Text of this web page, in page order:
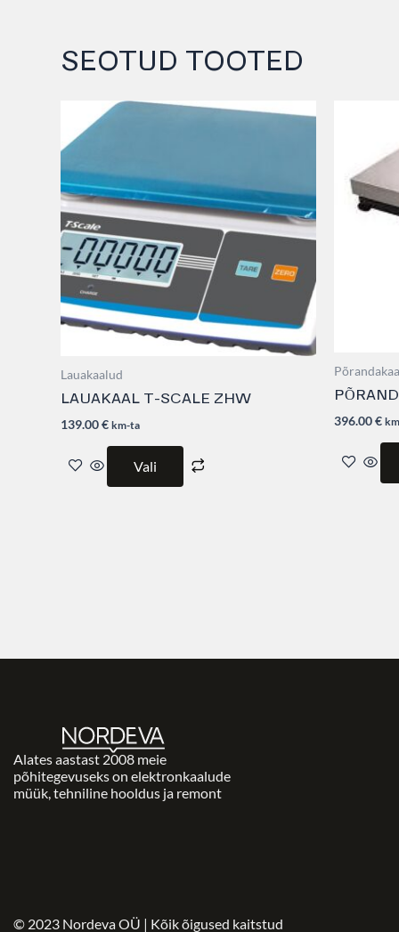
SEOTUD TOOTED
Lauakaalud
LAUAKAAL T-SCALE ZHW
139.00€ km-ta
Vali
This
The
options
may
be
chosen
on
product
page
396.00€
Alates aastast 2008 meie
põhitegevuseks on elektronkaalude
müük, tehniline hooldus ja remont
© 2023 Nordeva OÜ | Kõik õigused kaitstud